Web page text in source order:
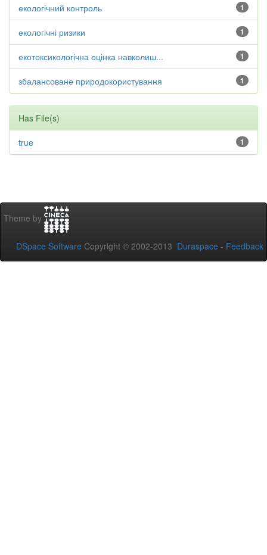
1
екологічний контроль
1
екологічні ризики
1
екотоксикологічна оцінка навколиш...
1
збалансоване природокористування
Has File(s)
1
true
Theme by
DSpace Software Copyright © 2002-2013 Duraspace - Feedback